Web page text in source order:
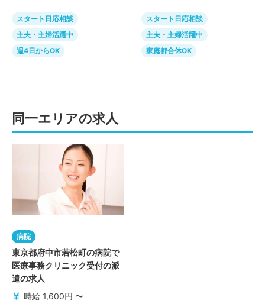
スタート日応相談
主夫・主婦活躍中
週4日からOK
スタート日応相談
主夫・主婦活躍中
家庭都合休OK
同一エリアの求人
病院
東京都府中市若松町の病院で
医療事務クリニック受付の派
遣の求人
時給 1,600円 〜